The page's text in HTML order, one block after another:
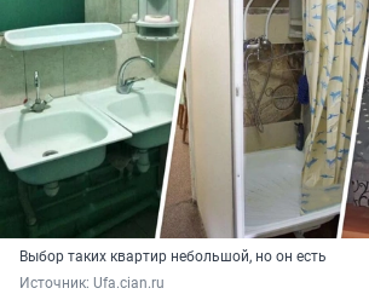
Выбор таких квартир небольшой, но он есть
Источник: Ufa.cian.ru